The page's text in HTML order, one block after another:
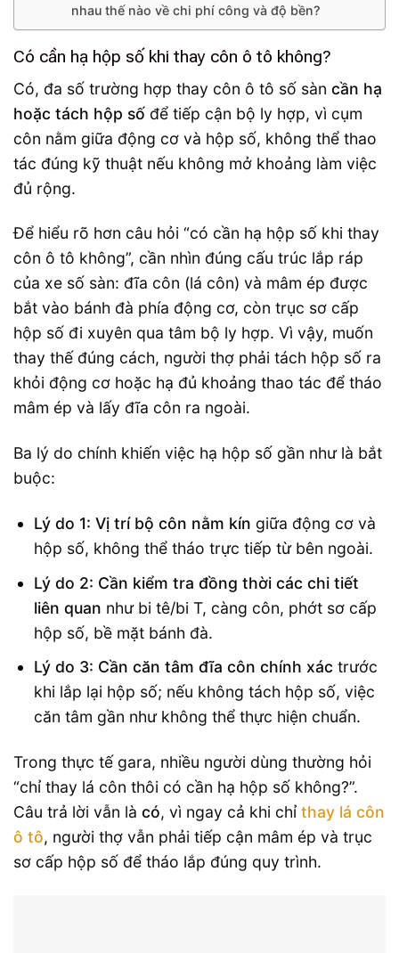
nhau thế nào về chi phí công và độ bền?
Có cần hạ hộp số khi thay côn ô tô không?
Có, đa số trường hợp thay côn ô tô số sàn cần hạ
hoặc tách hộp số để tiếp cận bộ ly hợp, vì cụm
côn nằm giữa động cơ và hộp số, không thể thao
tác đúng kỹ thuật nếu không mở khoảng làm việc
đủ rộng.
Để hiểu rõ hơn câu hỏi “có cần hạ hộp số khi thay
côn ô tô không”, cần nhìn đúng cấu trúc lắp ráp
của xe số sàn: đĩa côn (lá côn) và mâm ép được
bắt vào bánh đà phía động cơ, còn trục sơ cấp
hộp số đi xuyên qua tâm bộ ly hợp. Vì vậy, muốn
thay thế đúng cách, người thợ phải tách hộp số ra
khỏi động cơ hoặc hạ đủ khoảng thao tác để tháo
mâm ép và lấy đĩa côn ra ngoài.
Ba lý do chính khiến việc hạ hộp số gần như là bắt
buộc:
Lý do 1: Vị trí bộ côn nằm kín giữa động cơ và
hộp số, không thể tháo trực tiếp từ bên ngoài.
Lý do 2: Cần kiểm tra đồng thời các chi tiết
liên quan như bi tê/bi T, càng côn, phớt sơ cấp
hộp số, bề mặt bánh đà.
Lý do 3: Cần căn tâm đĩa côn chính xác trước
khi lắp lại hộp số; nếu không tách hộp số, việc
căn tâm gần như không thể thực hiện chuẩn.
Trong thực tế gara, nhiều người dùng thường hỏi
“chỉ thay lá côn thôi có cần hạ hộp số không?”.
Câu trả lời vẫn là có, vì ngay cả khi chỉ thay lá côn
ô tô, người thợ vẫn phải tiếp cận mâm ép và trục
sơ cấp hộp số để tháo lắp đúng quy trình.